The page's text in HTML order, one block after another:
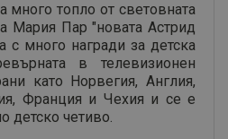
много топло от световната
Мария Пар "новата Астрид
с много награди за детска
в телевизионен
като Норвегия, Англия,
Франция и Чехия и се е
детско четиво.